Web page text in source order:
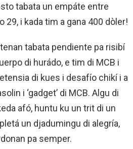
tabata un empáte entre
29, i kada tim a gana 400 dòler!
tabata pendiente pa risibí
di hurádo, e tim di MCB i
di kues i desafío chikí i a
i ‘gadget’ di MCB. Algu di
afó, huntu ku un trit di un
un djadumingu di alegría,
pa semper.